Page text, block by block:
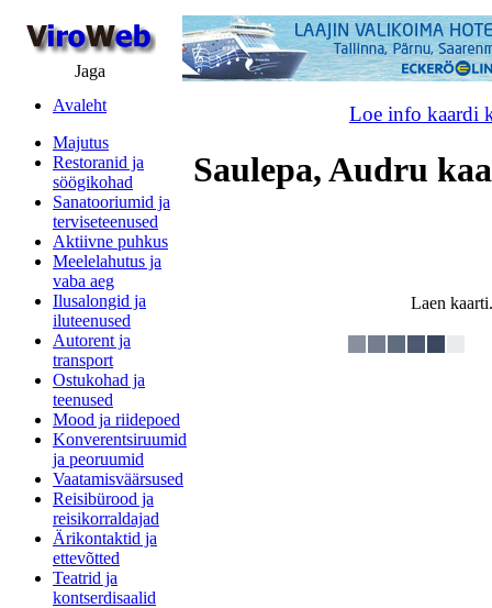
Jaga
Avaleht
Majutus
Restoranid ja
söögikohad
Sanatooriumid ja
terviseteenused
Aktiivne puhkus
Meelelahutus ja
vaba aeg
Ilusalongid ja
iluteenused
Autorent ja
transport
Ostukohad ja
teenused
Mood ja riidepoed
Konverentsiruumid
ja peoruumid
Vaatamisväärsused
Reisibürood ja
reisikorraldajad
Ärikontaktid ja
ettevõtted
Teatrid ja
kontserdisaalid
Loe info kaardi
Saulepa, Audru
Laen